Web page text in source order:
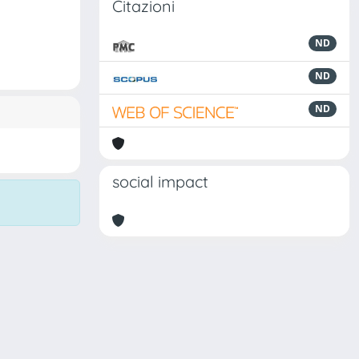
Citazioni
ND
ND
ND
social impact